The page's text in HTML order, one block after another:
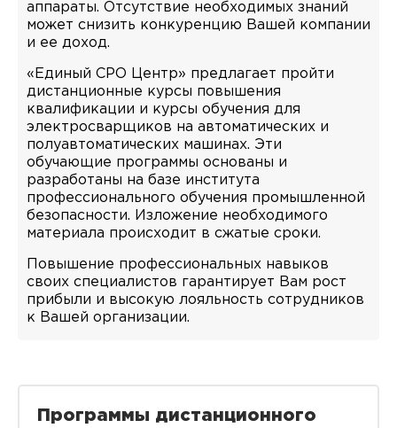
аппараты. Отсутствие необходимых знаний
может снизить конкуренцию Вашей компании
и ее доход.
«Единый СРО Центр» предлагает пройти
дистанционные курсы повышения
квалификации и курсы обучения для
электросварщиков на автоматических и
полуавтоматических машинах. Эти
обучающие программы основаны и
разработаны на базе института
профессионального обучения промышленной
безопасности. Изложение необходимого
материала происходит в сжатые сроки.
Повышение профессиональных навыков
своих специалистов гарантирует Вам рост
прибыли и высокую лояльность сотрудников
к Вашей организации.
Программы дистанционного